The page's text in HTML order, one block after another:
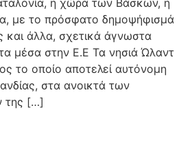
με το πρόσφατο δημοψήφισμά
άλλα, σχετικά άγνωστα
μέσα στην Ε.Ε Τα νησιά Ώλαντ
το οποίο αποτελεί αυτόνομη
στα ανοικτά των
της […]